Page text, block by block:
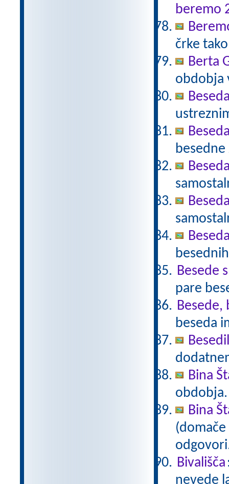
beremo
črke
Berta
obdobja
Besede
pare
Besede,
beseda
Bina
Bina
Bivališča
nevede